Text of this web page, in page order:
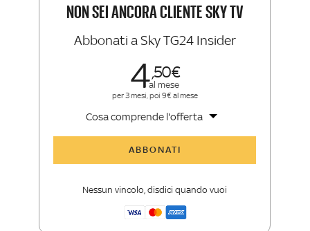
NON SEI ANCORA CLIENTE SKY TV
Abbonati a Sky TG24 Insider
450
al mese
per 3 mesi, poi 9€ al mese
Cosa comprende l'offerta
ABBONATI
Nessun vincolo, disdici quando vuoi